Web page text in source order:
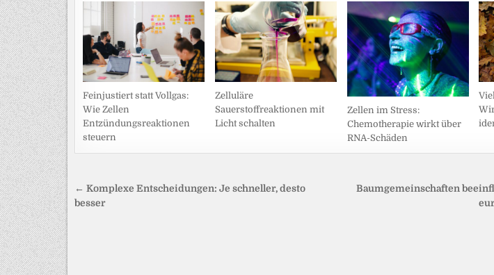
Feinjustiert statt Vollgas:
Wie Zellen
Entzündungsreaktionen
steuern
Zelluläre
Sauerstoffreaktionen mit
Licht schalten
Zellen im Stress:
Chemotherapie wirkt über
RNA-Schäden
Beitragsnavigation
Baumgemeinschaften
← Komplexe Entscheidungen: Je schneller, desto
besser